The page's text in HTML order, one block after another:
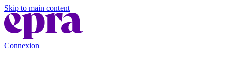
Skip to main content
Connexion